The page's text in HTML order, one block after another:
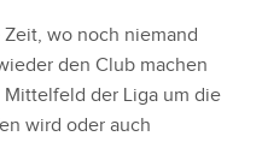
wo noch niemand
den Club machen
der Liga um die
wird oder auch